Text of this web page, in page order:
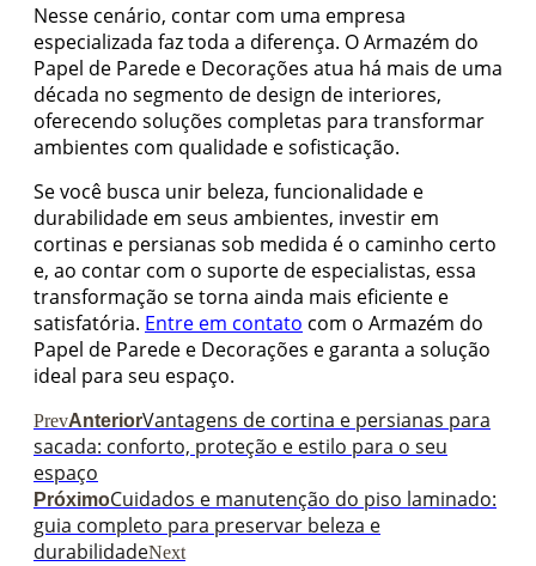
Nesse cenário, contar com uma empresa
especializada faz toda a diferença. O Armazém do
Papel de Parede e Decorações atua há mais de uma
década no segmento de design de interiores,
oferecendo soluções completas para transformar
ambientes com qualidade e sofisticação.
Se você busca unir beleza, funcionalidade e
durabilidade em seus ambientes, investir em
cortinas e persianas sob medida é o caminho certo
e, ao contar com o suporte de especialistas, essa
transformação se torna ainda mais eficiente e
satisfatória. Entre em contato com o Armazém do
Papel de Parede e Decorações e garanta a solução
ideal para seu espaço.
PrevAnteriorVantagens de cortina e persianas para
sacada: conforto, proteção e estilo para o seu
espaço
PróximoCuidados e manutenção do piso laminado:
guia completo para preservar beleza e
durabilidadeNext